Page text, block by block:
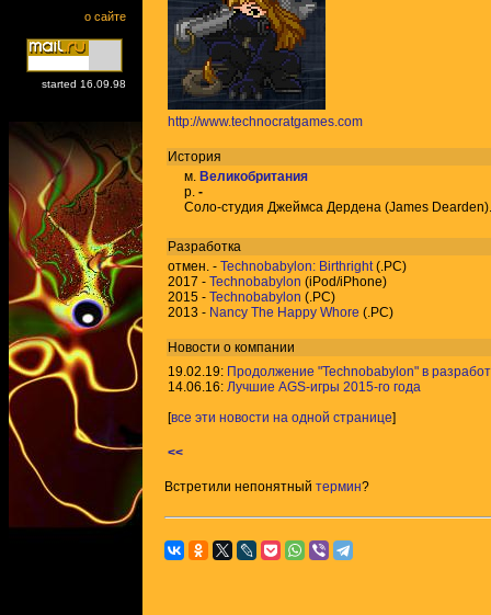
о сайте
started 16.09.98
http://www.technocratgames.com
История
м. Великобритания
р. -
Соло-студия Джеймса Дердена (James Dearden).
Разработка
отмен. - Technobabylon: Birthright(.PC)
2017 - Technobabylon (iPod/iPhone)
2015 - Technobabylon (.PC)
2013 - Nancy The Happy Whore (.PC)
Новости о компании
19.02.19: Продолжение "Technobabylon" в
14.06.16: Лучшие AGS-игры 2015-го года
[все эти новости на одной странице]
<<
Встретили непонятный термин?